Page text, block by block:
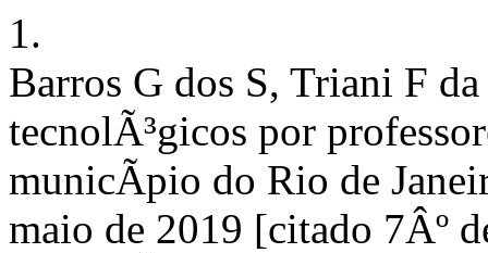
1.
Barros G dos S, Triani F
tecnolÃ³gicos por
municÃ­pio do Rio de
maio de 2019 [citado 7Âº